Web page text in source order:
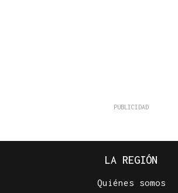
LA REGIÓN
Quiénes somos